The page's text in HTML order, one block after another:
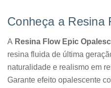
Conheça a Resina
A Resina Flow Epic
resina fluida de última
naturalidade e realismo em
Garante efeito opalescente